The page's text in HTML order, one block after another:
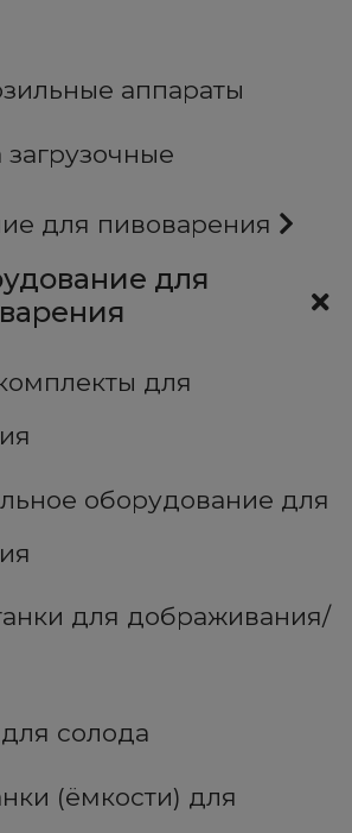
аппараты
загрузочные
для пивоварения
для
для
оборудование для
для дображивания/
солода
(ёмкости) для